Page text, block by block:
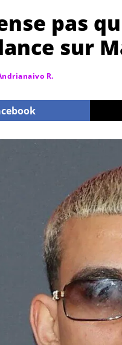
pas
sur
R.